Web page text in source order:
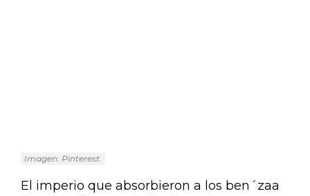
Imagen: Pinterest.
El imperio que absorbieron a los ben´zaa